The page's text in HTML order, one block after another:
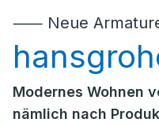
⸺ Neue
Modernes Wohnen
nämlich nach